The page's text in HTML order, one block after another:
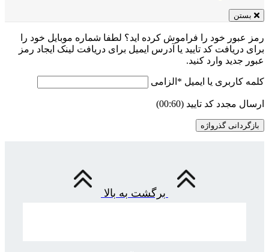
بستن
رمز عبور خود را فراموش کرده اید؟ لطفا شماره موبایل خود را
برای دریافت کد تایید یا آدرس ایمیل برای دریافت لینک ایجاد رمز
عبور جدید وارد کنید.
کلمه کاربری یا ایمیل * الزامی
ارسال مجدد کد تایید (00:
60
)
بازگردانی گذرواژه
برگشت به بالا